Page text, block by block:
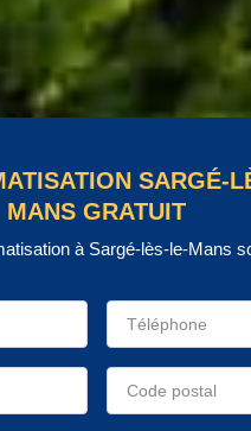
SARGÉ-
MANS GRATUIT
à Sargé-lès-le-Mans